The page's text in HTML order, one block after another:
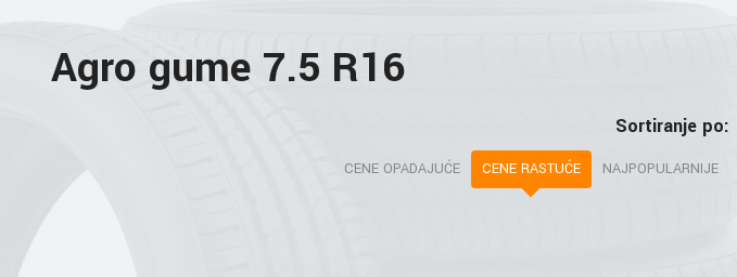
Agro gume 7.5 R16
Sortiranje po:
CENE OPADAJUĆE CENE RASTUĆE NAJPOPULARNIJE